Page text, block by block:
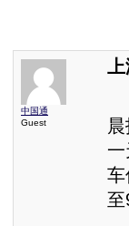
中国通
Guest
上
车
至